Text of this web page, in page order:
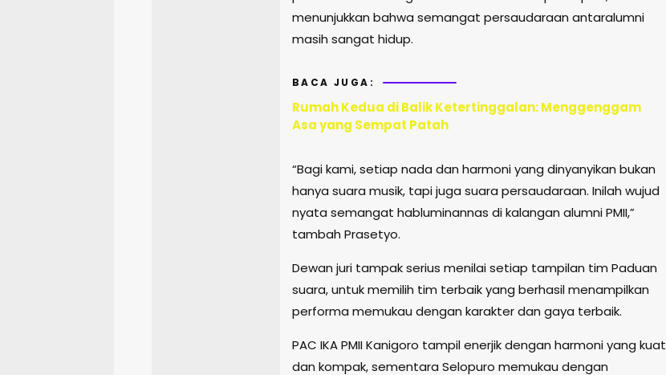
menunjukkan bahwa semangat persaudaraan antaralumni
masih sangat hidup.
BACA JUGA:
Rumah Kedua di Balik Ketertinggalan: Menggenggam
Asa yang Sempat Patah
“Bagi kami, setiap nada dan harmoni yang dinyanyikan bukan
hanya suara musik, tapi juga suara persaudaraan. Inilah wujud
nyata semangat habluminannas di kalangan alumni PMII,”
tambah Prasetyo.
Dewan juri tampak serius menilai setiap tampilan tim Paduan
suara, untuk memilih tim terbaik yang berhasil menampilkan
performa memukau dengan karakter dan gaya terbaik.
PAC IKA PMII Kanigoro tampil enerjik dengan harmoni yang kuat
dan kompak, sementara Selopuro memukau dengan